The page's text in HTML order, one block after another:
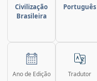
Civilização
Brasileira
Português
Ano de Edição Tradutor